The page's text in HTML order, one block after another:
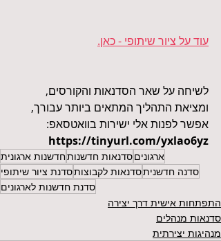
עוד על ציור שיתופי - כאן.
לשיחה על שאר הסדנאות והקורסים,
ומציאת התהליך המתאים ביותר עבורך,
אפשר לפנות אלי ישירות בוואטסאפ:
https://tinyurl.com/yxlao6yz
ארגוניםסדנאות חדשנותחדשנות ארגונית
סדנה חדשניתסדנאות לקבוצותסדנת ציור שיתופי
סדנת חדשנות לארגונים
התפתחות אישית דרך יצירה
סדנאות מנהלים
מנהיגות יצירתית